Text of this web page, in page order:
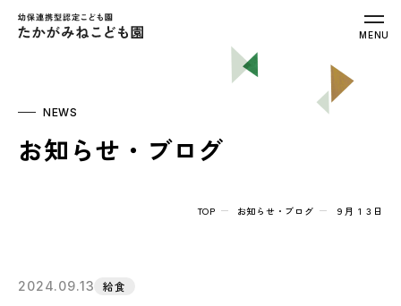
幼保連携型認定こども園 たかがみねこ
MENU
NEWS
お知らせ・ブログ
TOP お知らせ・ブログ ９月１３日
2024.09.13 給食